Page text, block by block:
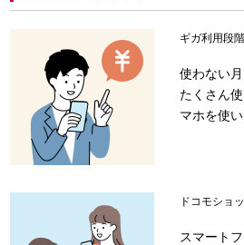
ギガ利用段
使わない
たくさん
マホを使
ドコモショ
スマート